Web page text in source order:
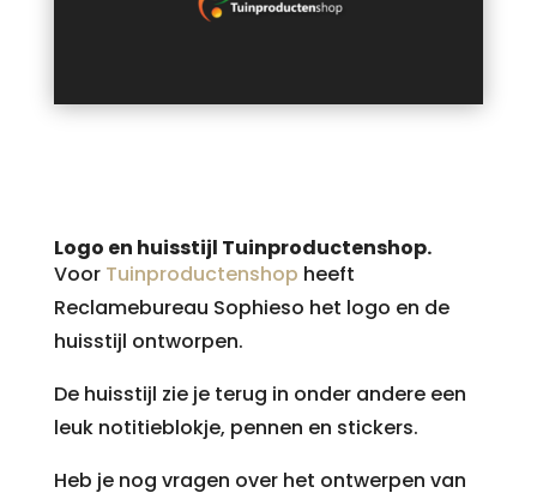
Logo en huisstijl Tuinproductenshop.
Voor Tuinproductenshop heeft
Reclamebureau Sophieso het logo en de
huisstijl ontworpen.
De huisstijl zie je terug in onder andere een
leuk notitieblokje, pennen en stickers.
Heb je nog vragen over het ontwerpen van